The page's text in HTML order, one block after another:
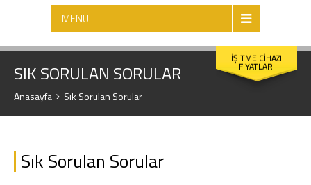
MENÜ
İŞİTME CİHAZI
FİYATLARI
SIK SORULAN SORULAR
Anasayfa Sık Sorulan Sorular
Sık Sorulan Sorular